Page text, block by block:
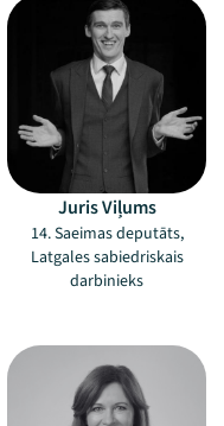
Juris Viļums
14. Saeimas deputāts,
Latgales sabiedriskais
darbinieks